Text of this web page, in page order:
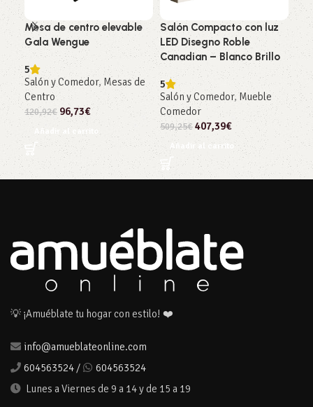
Mesa de centro elevable
Gala Wengue
5
Salón y Comedor, Mesas de
Centro
120,92€ 96,73€
Añadir al carrito
Salón Compacto con luz
LED Disegno Roble
Canadian – Blanco Brillo
5
Salón y Comedor,Mueble
Comedor
509,25€407,39€
Añadir al carrito
💡 ¡Amuéblate tu hogar con estilo! ❤️
info@amueblateonline.com
604563524 /
604563524
Lunes a Viernes de 9 a 14 y de 15 a 19